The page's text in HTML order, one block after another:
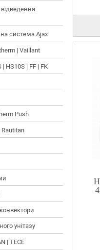
система Ajax
| Vaillant
HS10S | FF | FK
Push
Rautitan
унітазу
| TECE